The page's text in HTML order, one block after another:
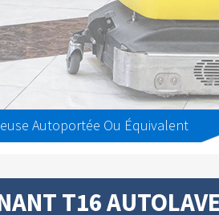
Autoportée Ou Équivalent
T16